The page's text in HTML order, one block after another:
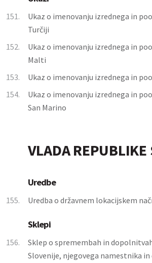
151.
Ukaz o imenovanju izrednega in
Turčiji
152.
Ukaz o imenovanju izrednega in
Malti
153.
Ukaz o imenovanju izrednega in
154.
Ukaz o imenovanju izrednega in
San Marino
VLADA
Uredbe
155. Uredba o državnem lokacijskem
Sklepi
156.
Sklep o spremembah in
Slovenije, njegovega namestnika